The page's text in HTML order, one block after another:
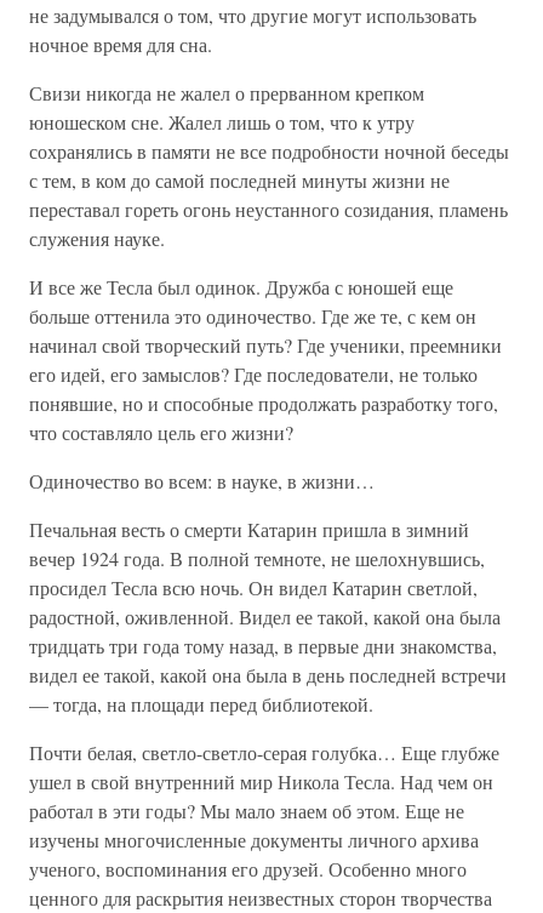
не задумывался о том, что другие могут использовать
ночное время для сна.
Свизи никогда не жалел о прерванном крепком
юношеском сне. Жалел лишь о том, что к утру
сохранялись в памяти не все подробности ночной беседы
с тем, в ком до самой последней минуты жизни не
переставал гореть огонь неустанного созидания, пламень
служения науке.
И все же Тесла был одинок. Дружба с юношей еще
больше оттенила это одиночество. Где же те, с кем он
начинал свой творческий путь? Где ученики, преемники
его идей, его замыслов? Где последователи, не только
понявшие, но и способные продолжать разработку того,
что составляло цель его жизни?
Одиночество во всем: в науке, в жизни…
Печальная весть о смерти Катарин пришла в зимний
вечер 1924 года. В полной темноте, не шелохнувшись,
просидел Тесла всю ночь. Он видел Катарин светлой,
радостной, оживленной. Видел ее такой, какой она была
тридцать три года тому назад, в первые дни знакомства,
видел ее такой, какой она была в день последней встречи
— тогда, на площади перед библиотекой.
Почти белая, светло-светло-серая голубка… Еще глубже
ушел в свой внутренний мир Никола Тесла. Над чем он
работал в эти годы? Мы мало знаем об этом. Еще не
изучены многочисленные документы личного архива
ученого, воспоминания его друзей. Особенно много
ценного для раскрытия неизвестных сторон творчества